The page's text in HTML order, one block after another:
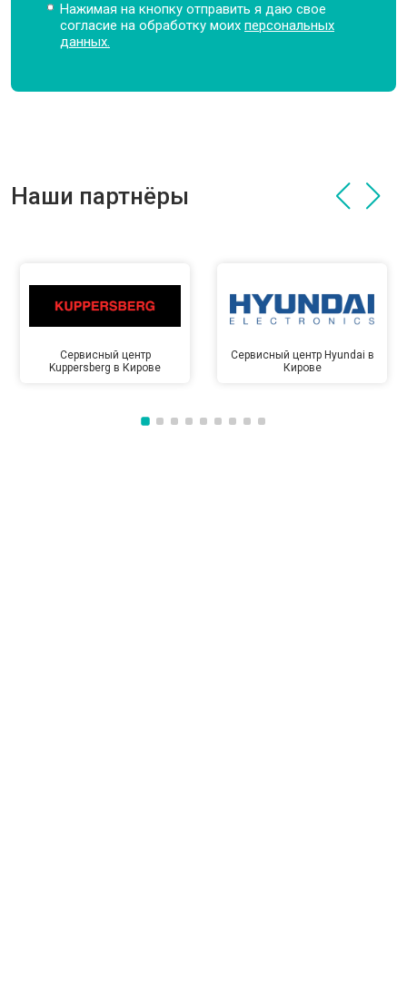
Нажимая на кнопку отправить я даю свое
согласие на обработку моихперсональных
данных.
Наши партнёры
Сервисный центр
Kuppersberg в Кирове
Сервисный центр Hyundai в
Кирове